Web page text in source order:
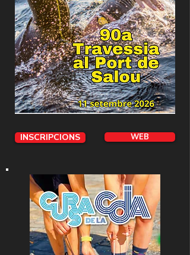
INSCRIPCIONS WEB